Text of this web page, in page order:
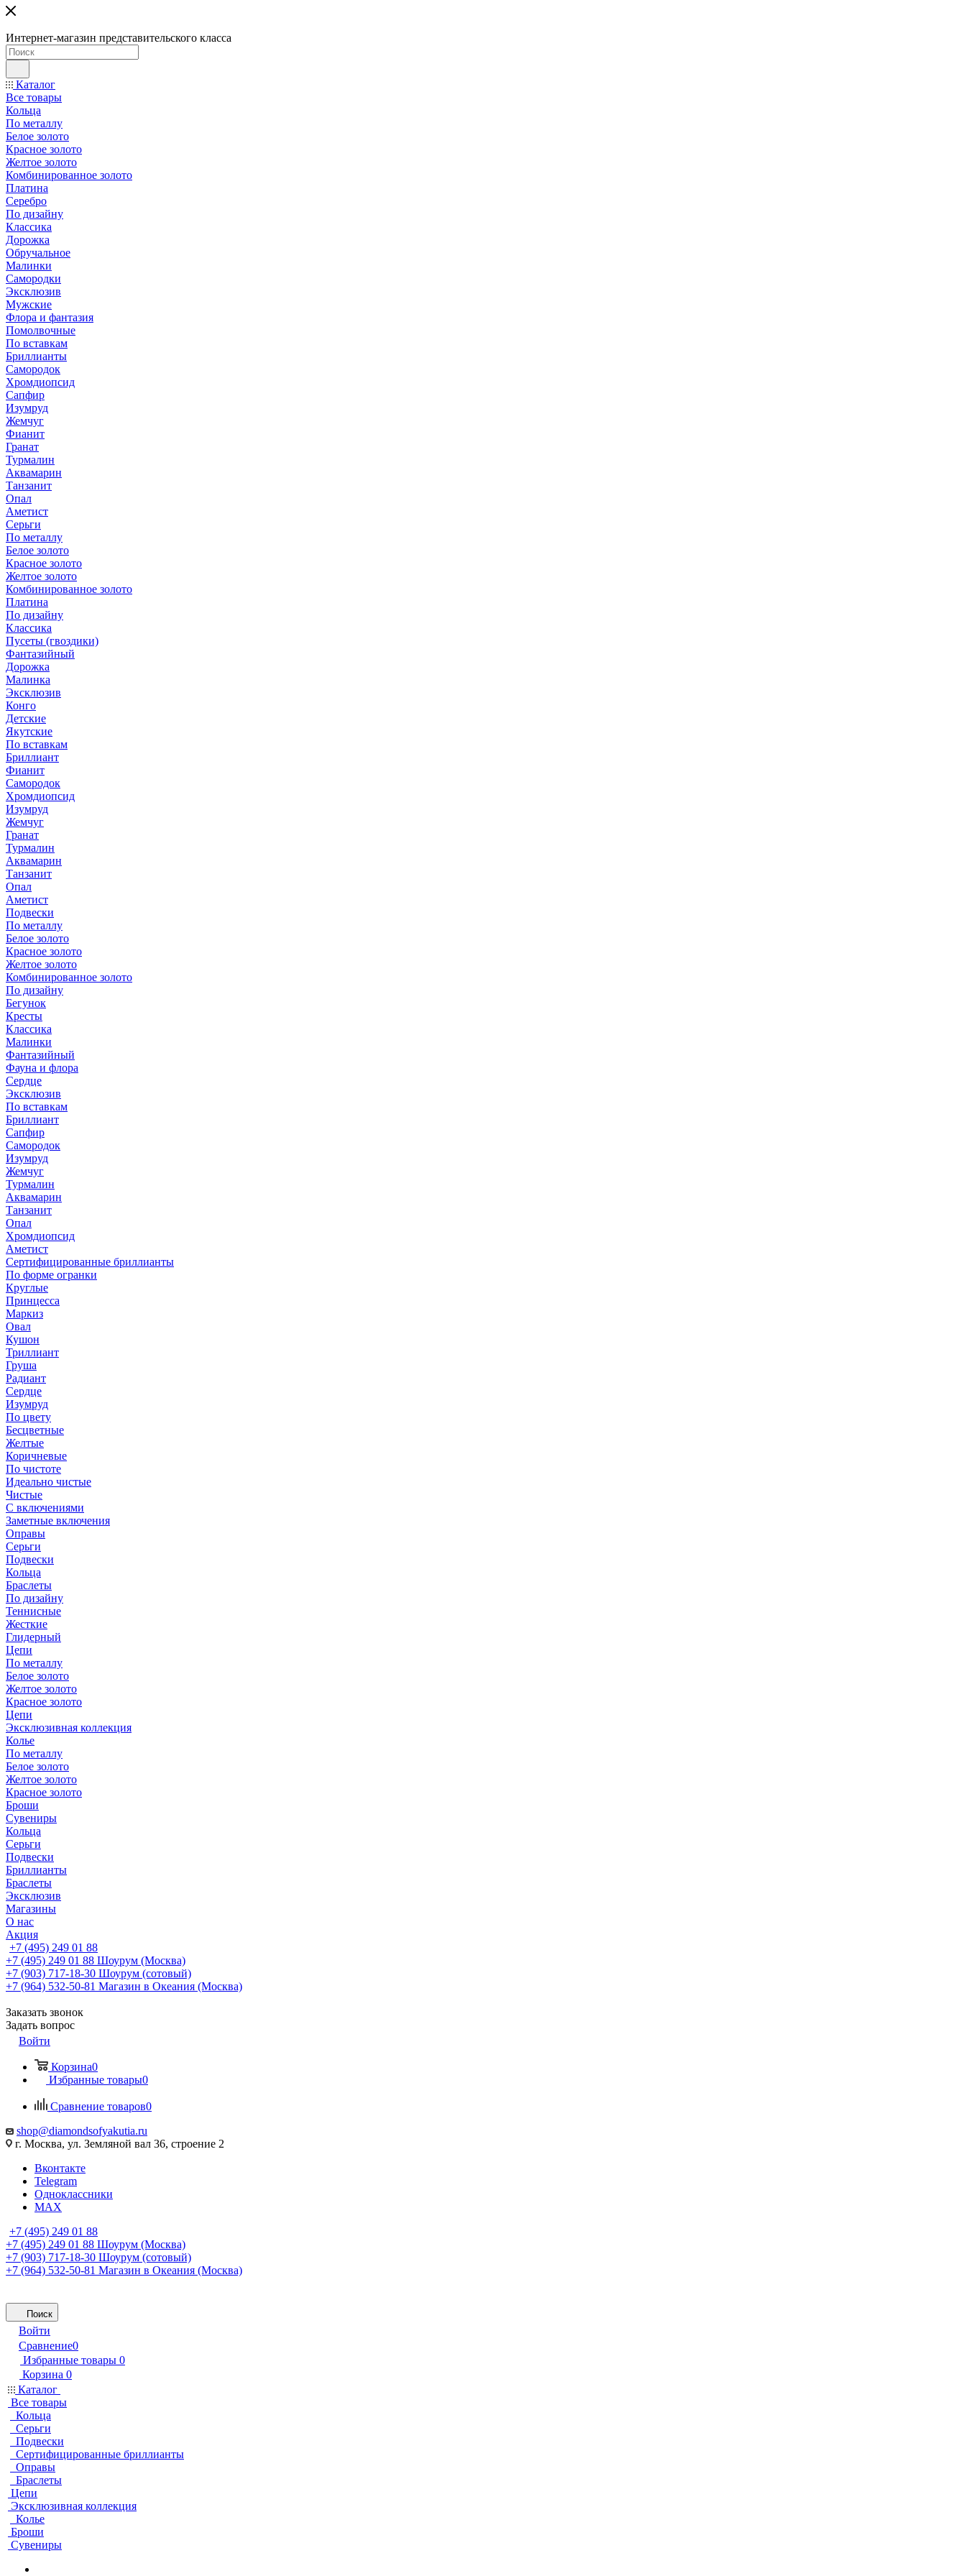
Интернет-магазин представительского класса
Каталог
Все товары
Кольца
По металлу
Белое золото
Красное золото
Желтое золото
Комбинированное золото
Платина
Серебро
По дизайну
Классика
Дорожка
Обручальное
Малинки
Самородки
Эксклюзив
Мужские
Флора и фантазия
Помолвочные
По вставкам
Бриллианты
Самородок
Хромдиопсид
Сапфир
Изумруд
Жемчуг
Фианит
Гранат
Турмалин
Аквамарин
Танзанит
Опал
Аметист
Серьги
По металлу
Белое золото
Красное золото
Желтое золото
Комбинированное золото
Платина
По дизайну
Классика
Пусеты (гвоздики)
Фантазийный
Дорожка
Малинка
Эксклюзив
Конго
Детские
Якутские
По вставкам
Бриллиант
Фианит
Самородок
Хромдиопсид
Изумруд
Жемчуг
Гранат
Турмалин
Аквамарин
Танзанит
Опал
Аметист
Подвески
По металлу
Белое золото
Красное золото
Желтое золото
Комбинированное золото
По дизайну
Бегунок
Кресты
Классика
Малинки
Фантазийный
Фауна и флора
Сердце
Эксклюзив
По вставкам
Бриллиант
Сапфир
Самородок
Изумруд
Жемчуг
Турмалин
Аквамарин
Танзанит
Опал
Хромдиопсид
Аметист
Сертифицированные бриллианты
По форме огранки
Круглые
Принцесса
Маркиз
Овал
Кушон
Триллиант
Груша
Радиант
Сердце
Изумруд
По цвету
Бесцветные
Желтые
Коричневые
По чистоте
Идеально чистые
Чистые
С включениями
Заметные включения
Оправы
Серьги
Подвески
Кольца
Браслеты
По дизайну
Теннисные
Жесткие
Глидерный
Цепи
По металлу
Белое золото
Желтое золото
Красное золото
Цепи
Эксклюзивная коллекция
Колье
По металлу
Белое золото
Желтое золото
Красное золото
Броши
Сувениры
Кольца
Серьги
Подвески
Бриллианты
Браслеты
Эксклюзив
Магазины
О нас
Акция
+7 (495) 249 01 88
+7 (495) 249 01 88 Шоурум (Москва)
+7 (903) 717-18-30 Шоурум (сотовый)
+7 (964) 532-50-81 Магазин в Океания (Москва)
Заказать звонок
Задать вопрос
Войти
Корзина0
Избранные товары0
Сравнение товаров0
shop@diamondsofyakutia.ru
г. Москва, ул. Земляной вал 36, строение 2
Вконтакте
Telegram
Одноклассники
MAX
+7 (495) 249 01 88
+7 (495) 249 01 88 Шоурум (Москва)
+7 (903) 717-18-30 Шоурум (сотовый)
+7 (964) 532-50-81 Магазин в Океания (Москва)
Поиск
Войти
Сравнение0
Избранные товары 0
Корзина 0
Каталог
Все товары
Кольца
Серьги
Подвески
Сертифицированные бриллианты
Оправы
Браслеты
Цепи
Эксклюзивная коллекция
Колье
Броши
Сувениры